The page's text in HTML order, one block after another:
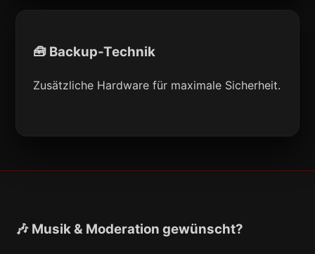
🧰 Backup-Technik
Zusätzliche Hardware für maximale Sicherheit.
🎶 Musik & Moderation gewünscht?